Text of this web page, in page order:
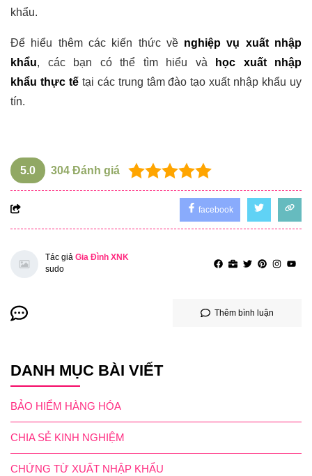
khẩu.
Để hiểu thêm các kiến thức về nghiệp vụ xuất nhập
khẩu, các bạn có thể tìm hiểu và
học xuất nhập
khẩu thực tếtại các trung tâm đào tạo xuất nhập khẩu uy
tín.
5.0 304 Đánh giá
facebook
Tác giả Gia Đình XNK
sudo
Thêm bình luận
DANH MỤC BÀI VIẾT
BẢO HIỂM HÀNG HÓA
CHIA SẺ KINH NGHIỆM
CHỨNG TỪ XUẤT NHẬP KHẨU